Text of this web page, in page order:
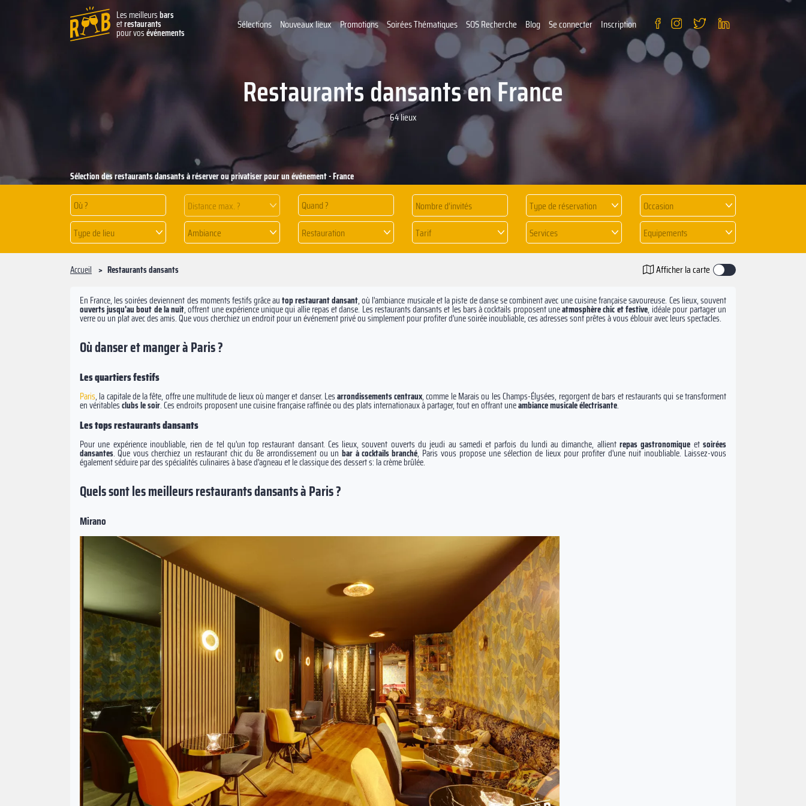
Les meilleursbars
etrestaurants
pour vosévénements
Sélections Nouveaux lieux Promotions Soirées Thématiques SOS Recherche Blog Se connecter Inscription
Restaurants dansants en France
64 lieux
Distance max. ? Quand ? Type de réservation
Occasion
Type de lieu
Ambiance Restauration Tarif Services Equipements
Sélection des restaurants dansants à réserver ou privatiser pour un événement - France
Accueil Restaurants dansants Afficher la carte
En France, les soirées deviennent des moments festifs grâce autop restaurant dansant, où l'ambiance musicale et la piste de danse se combinent avec une cuisine française savoureuse. Ces lieux, souvent
ouverts jusqu'au bout de la nuit, offrent une expérience unique qui allie repas et danse. Les restaurants dansants et les bars à cocktails proposent uneatmosphère chic et festive, idéale pour partager un
verre ou un plat avec des amis. Que vous cherchiez un endroit pour un événement privé ou simplement pour profiter d'une soirée inoubliable, ces adresses sont prêtes à vous éblouir avec leurs spectacles.
Où danser et manger à Paris ?
Les quartiers festifs
Paris, la capitale de la fête, offre une multitude de lieux où manger et danser. Lesarrondissementscentraux, comme le Marais ou les Champs-Élysées, regorgent de bars et restaurants qui se transforment
en véritablesclubsle soir. Ces endroits proposent une cuisine française raffinée ou des plats internationaux à partager, tout en offrant uneambiance musicaleélectrisante.
Les tops restaurants dansants
Pour une expérience inoubliable, rien de tel qu'un top restaurant dansant. Ces lieux, souvent ouverts du jeudi au samedi et parfois du lundi au dimanche, allient repas gastronomique et soirées
dansantes. Que vous cherchiez un restaurant chic du 8e arrondissement ou un bar à cocktailsbranché, Paris vous propose une sélection de lieux pour profiter d'une nuit inoubliable. Laissez-vous
également séduire par des spécialités culinaires à base d'agneau et le classique des dessert s: la crème brûlée.
Quels sont les meilleurs restaurants dansants à Paris ?
Mirano